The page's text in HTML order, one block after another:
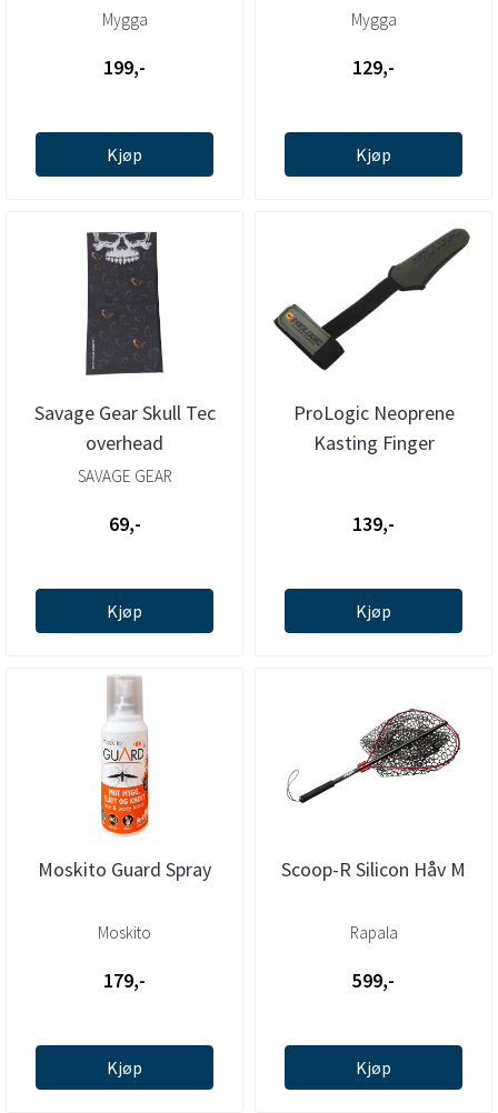
Mygga
199,-
Kjøp
Mygga
129,-
Kjøp
Savage Gear Skull Tec
overhead
SAVAGE GEAR
69,-
Kjøp
ProLogic Neoprene
Kasting Finger
139,-
Kjøp
Moskito Guard Spray
Moskito
179,-
Kjøp
Scoop-R Silicon Håv M
Rapala
599,-
Kjøp